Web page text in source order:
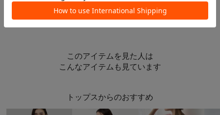
心斎橋パルコ店
Whim Gazette
このアイテムを見た人は
こんなアイテムも見ています
トップスからのおすすめ